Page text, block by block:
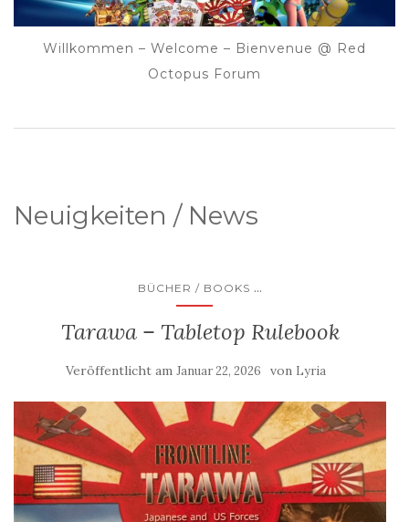
Willkommen – Welcome – Bienvenue @ Red
Octopus Forum
Neuigkeiten / News
BÜCHER / BOOKS ...
Tarawa – Tabletop Rulebook
Veröffentlicht am Januar 22, 2026 von Lyria